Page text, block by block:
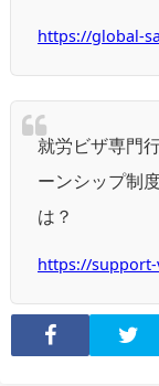
https://global-
就労ビザ専門
ーンシップ制
は？
https://